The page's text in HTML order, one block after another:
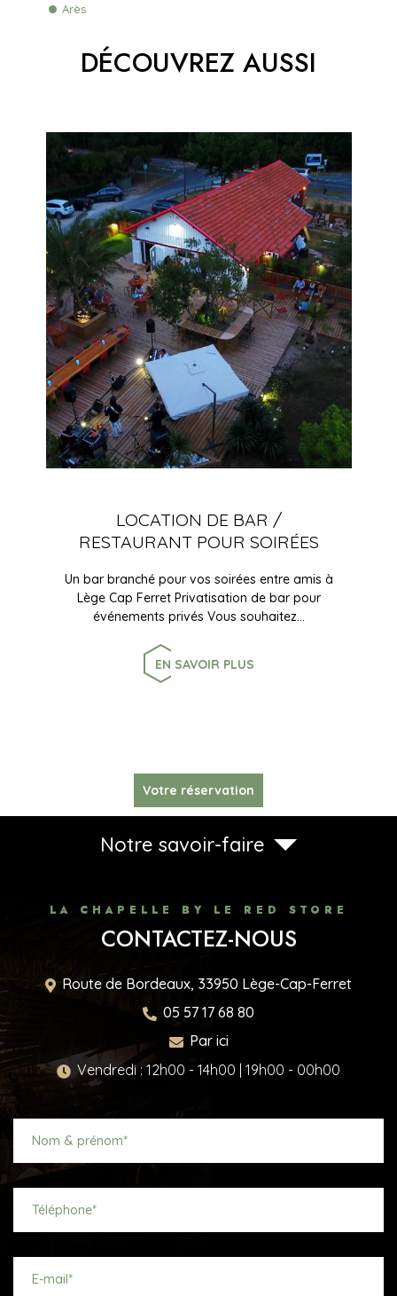
Arès
DÉCOUVREZ AUSSI
LOCATION DE BAR /
RESTAURANT POUR SOIRÉES
Un bar branché pour vos soirées entre amis à
Lège Cap Ferret Privatisation de bar pour
événements privés Vous souhaitez…
EN SAVOIR PLUS
Votre réservation
Notre savoir-faire
LA CHAPELLE BY LE RED STORE
CONTACTEZ-NOUS
Route de Bordeaux, 33950 Lège-Cap-Ferret
05 57 17 68 80
Par ici
Vendredi : 12h00 - 14h00 | 19h00 - 00h00